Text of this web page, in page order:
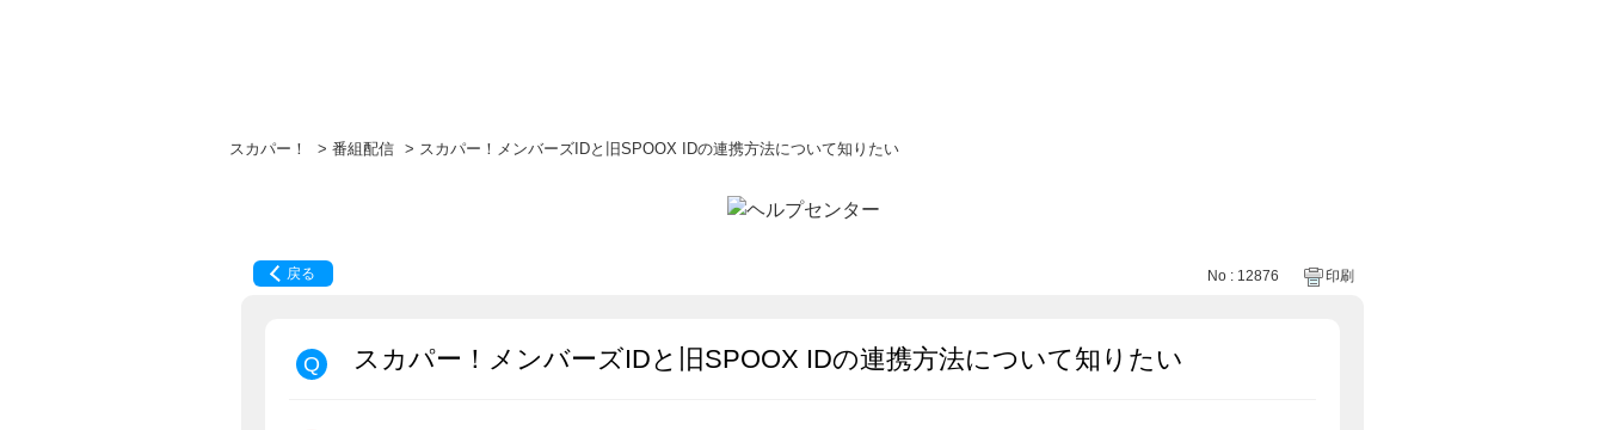
スカパー！ > 番組配信 > スカパー！メンバーズIDと旧SPOOX IDの連携方法について知りたい
戻る No : 12876 印刷
スカパー！メンバーズIDと旧SPOOX IDの連携方法について知りたい